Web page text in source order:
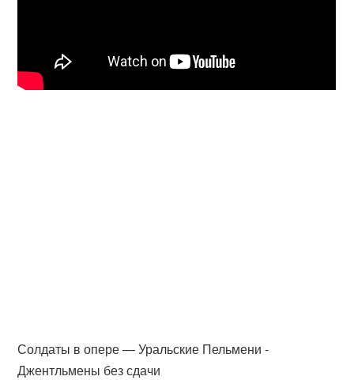
Солдаты в опере — Уральские Пельмени -
Джентльмены без сдачи